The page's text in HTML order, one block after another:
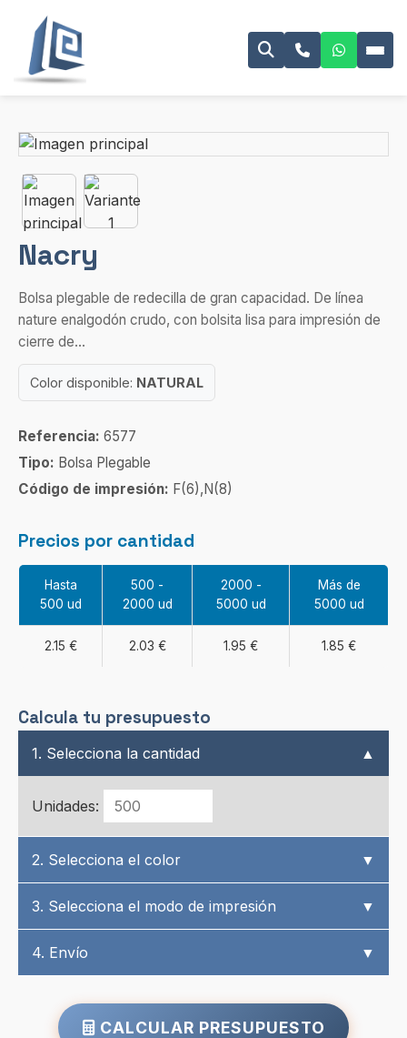
Nacry
Bolsa plegable de redecilla de gran capacidad. De línea
nature enalgodón crudo, con bolsita lisa para impresión de
cierre de...
Color disponible: NATURAL
Referencia: 6577
Tipo: Bolsa Plegable
Código de impresión: F(6),N(8)
Precios por cantidad
Hasta
500 ud
500 -
2000 ud
2000 -
5000 ud
Más de
5000 ud
2.15 € 2.03 € 1.95 € 1.85 €
Calcula tu presupuesto
1. Selecciona la cantidad ▲
Unidades:
2. Selecciona el color ▼
3. Selecciona el modo de impresión ▼
4. Envío ▼
CALCULAR PRESUPUESTO